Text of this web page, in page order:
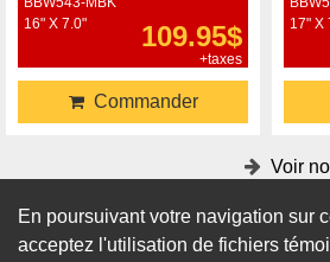
16" X 7.0"
109.95$
+taxes
Commander
17" X
Voir
Accessoires
En poursuivant votre navigation sur
acceptez l'utilisation de fichiers